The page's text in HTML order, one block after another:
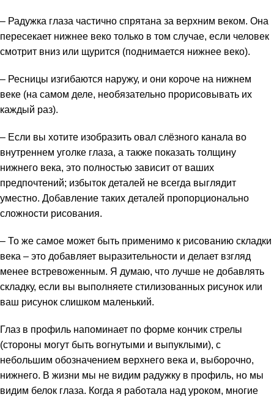
– Радужка глаза частично спрятана за верхним веком. Она
пересекает нижнее веко только в том случае, если человек
смотрит вниз или щурится (поднимается нижнее веко).
– Ресницы изгибаются наружу, и они короче на нижнем
веке (на самом деле, необязательно прорисовывать их
каждый раз).
– Если вы хотите изобразить овал слёзного канала во
внутреннем уголке глаза, а также показать толщину
нижнего века, это полностью зависит от ваших
предпочтений; избыток деталей не всегда выглядит
уместно. Добавление таких деталей пропорционально
сложности рисования.
– То же самое может быть применимо к рисованию складки
века – это добавляет выразительности и делает взгляд
менее встревоженным. Я думаю, что лучше не добавлять
складку, если вы выполняете стилизованных рисунок или
ваш рисунок слишком маленький.
Глаз в профиль напоминает по форме кончик стрелы
(стороны могут быть вогнутыми и выпуклыми), с
небольшим обозначением верхнего века и, выборочно,
нижнего. В жизни мы не видим радужку в профиль, но мы
видим белок глаза. Когда я работала над уроком, многие